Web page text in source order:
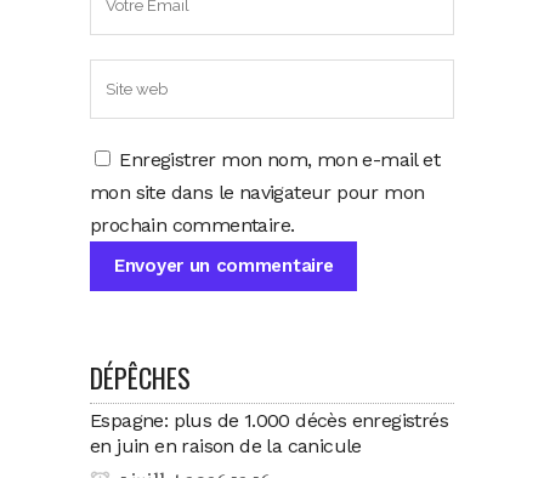
Enregistrer mon nom, mon e-mail et
mon site dans le navigateur pour mon
prochain commentaire.
DÉPÊCHES
Espagne: plus de 1.000 décès enregistrés
en juin en raison de la canicule